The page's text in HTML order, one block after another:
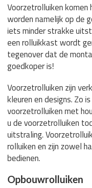
Voorzetrolluiken
worden namelijk op de
iets minder strakke
een rolluikkast wordt
tegenover dat de
goedkoper is!
Voorzetrolluiken zijn
kleuren en designs. Zo
voorzetrolluiken met
u de voorzetrolluiken
uitstraling.
rolluiken en zijn zowel
bedienen.
Opbouwrolluiken